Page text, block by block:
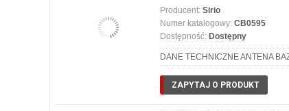
Producent: Sirio
Numer katalogowy: CB0595
Dostępność: Dostępny
DANE TECHNICZNE ANTENA
ZAPYTAJ O PRODUKT